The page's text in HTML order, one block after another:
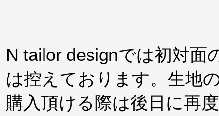
N tailor designでは初対面
は控えております。生地
購入頂ける際は後日に再